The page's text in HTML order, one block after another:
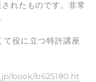
れたものです。非常
役に立つ特許講座
book/b625180.ht